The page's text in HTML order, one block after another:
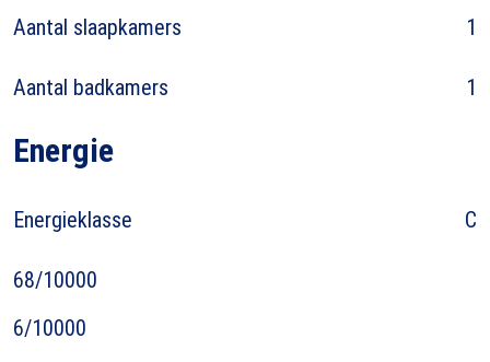
Aantal slaapkamers 1
Aantal badkamers 1
Energie
Energieklasse C
68/10000
6/10000